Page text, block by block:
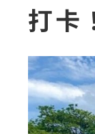
打卡